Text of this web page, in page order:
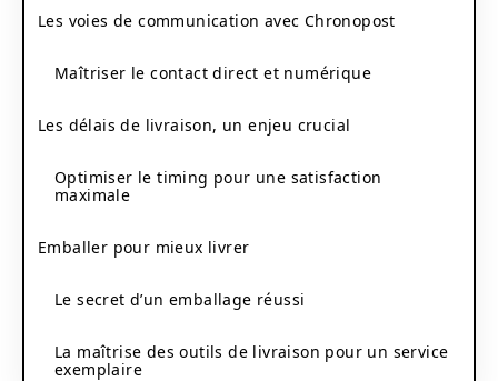
Les voies de communication avec Chronopost
Maîtriser le contact direct et numérique
Les délais de livraison, un enjeu crucial
Optimiser le timing pour une satisfaction
maximale
Emballer pour mieux livrer
Le secret d’un emballage réussi
La maîtrise des outils de livraison pour un service
exemplaire